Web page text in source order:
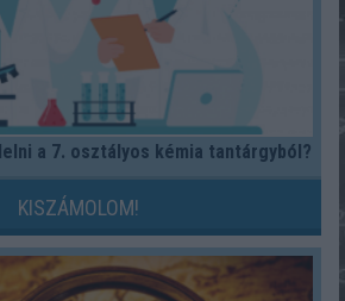
a 7. osztályos kémia tantárgyból?
KISZÁMOLOM!